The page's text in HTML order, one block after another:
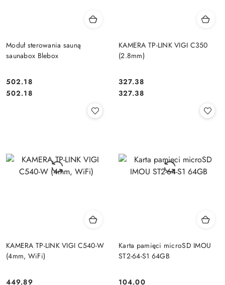
Moduł sterowania sauną
saunabox Blebox
Cena:
502.18
Cena:
502.18
KAMERA TP-LINK VIGI C350
(2.8mm)
Cena:
327.38
Cena:
327.38
KAMERA TP-LINK VIGI C540-W
(4mm, WiFi)
449.89
Karta pamięci microSD IMOU
ST2-64-S1 64GB
104.00